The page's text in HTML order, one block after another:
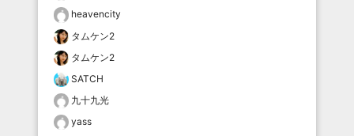
heavencity
タムケン2
タムケン2
SATCH
九十九光
yass